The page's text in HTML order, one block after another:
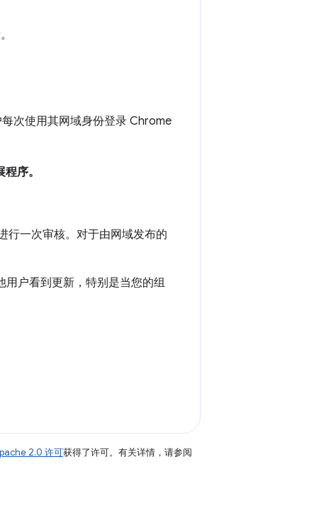
次使用其网域身份登录 Chrome
序。
行一次审核。对于由网域发布的
用户看到更新，特别是当您的组
2.0 许可获得了许可。有关详情，请参阅